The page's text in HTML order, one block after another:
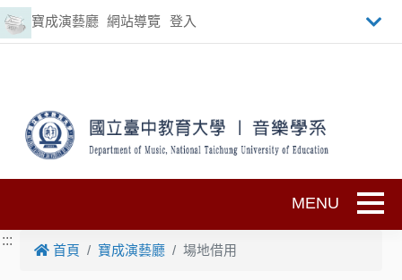
跳到主要內容
寶成演藝廳 網站導覽 登入
:::
首頁 寶成演藝廳 場地借用